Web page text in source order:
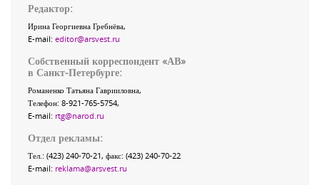
Редактор:
Ирина Георгиевна Гребнёва,
E-mail: editor@arsvest.ru
Собственный корреспондент «АВ»
в Санкт-Петербурге:
Романенко Татьяна Гаврииловна,
Телефон: 8-921-765-5754,
E-mail: rtg@narod.ru
Отдел рекламы:
Тел.: (423) 240-70-21, факс: (423) 240-70-22
E-mail: reklama@arsvest.ru